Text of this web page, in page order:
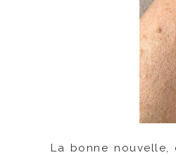
La bonne nouvelle,